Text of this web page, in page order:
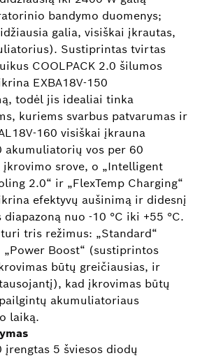
bandymo duomenys;
galia, visiškai įkrautas,
Sustiprintas tvirtas
COOLPACK 2.0 šilumos
EXBA18V-150
todėl jis idealiai tinka
kuriems svarbus patvarumas ir
160 visiškai įkrauna
akumuliatorių vos per 60
srove, o „Intelligent
2.0“ ir „FlexTemp Charging“
efektyvų aušinimą ir didesnį
nuo -10 °C iki +55 °C.
tris režimus: „Standard“
Boost“ (sustiprintos
būtų greičiausias, ir
kad įkrovimas būtų
akumuliatoriaus
laiką.
įrengtas 5 šviesos diodų